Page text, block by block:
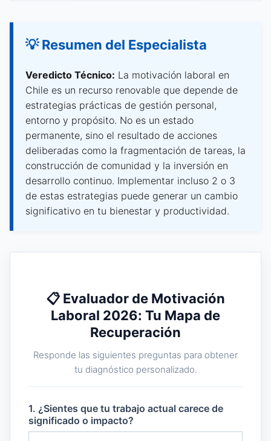
💡 Resumen del Especialista
Veredicto Técnico: La motivación laboral en
Chile es un recurso renovable que depende de
estrategias prácticas de gestión personal,
entorno y propósito. No es un estado
permanente, sino el resultado de acciones
deliberadas como la fragmentación de tareas, la
construcción de comunidad y la inversión en
desarrollo continuo. Implementar incluso 2 o 3
de estas estrategias puede generar un cambio
significativo en tu bienestar y productividad.
📋 Evaluador de Motivación
Laboral 2026: Tu Mapa de
Recuperación
Responde las siguientes preguntas para obtener
tu diagnóstico personalizado.
1. ¿Sientes que tu trabajo actual carece de
significado o impacto?